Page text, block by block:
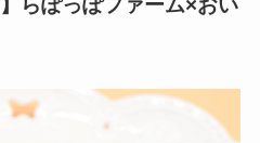
らぽっぽファーム×おい